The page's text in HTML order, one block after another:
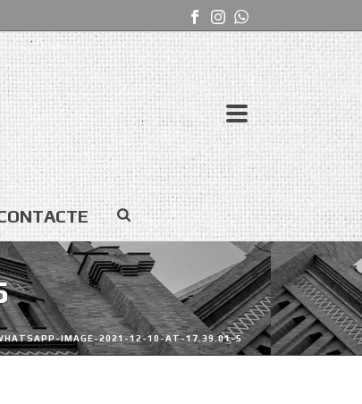
IMAGE-2021-12-10-AT-17.39.01-5